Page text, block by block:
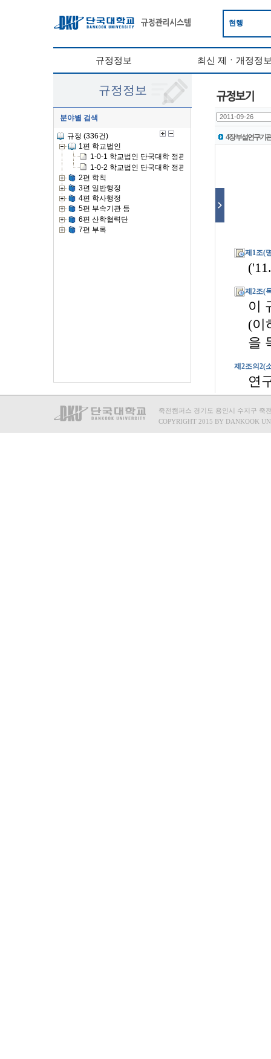
현행
규정정보 최신 제ㆍ개정정
규정정보
분야별 검색
4장 부설연구기
죽전캠퍼스 경기도 용인시 수지구 죽
COPYRIGHT 2015 BY DANKOOK